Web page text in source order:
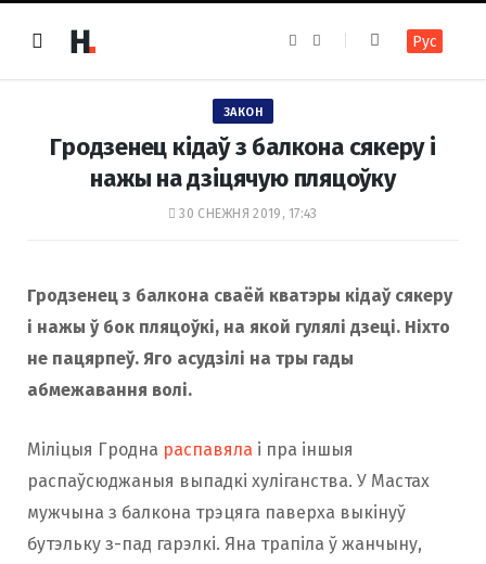
e
k
t
a
m
Рус
ЗАКОН
Гродзенец кідаў з балкона сякеру і
нажы на дзіцячую пляцоўку
30 СНЕЖНЯ 2019, 17:43
Гродзенец з балкона сваёй кватэры кідаў сякеру
і нажы ў бок пляцоўкі, на якой гулялі дзеці. Ніхто
не пацярпеў. Яго асудзілі на тры гады
абмежавання волі.
Міліцыя Гродна распавяла і пра іншыя
распаўсюджаныя выпадкі хуліганства. У Мастах
мужчына з балкона трэцяга паверха выкінуў
бутэльку з-пад гарэлкі. Яна трапіла ў жанчыну,